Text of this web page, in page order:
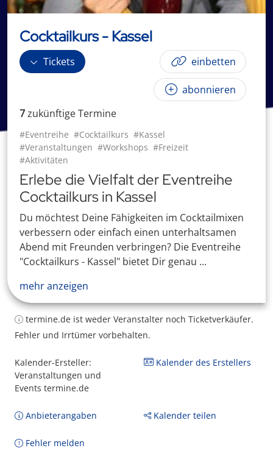
Cocktailkurs - Kassel
Tickets einbetten
abonnieren
7zukünftigeTermine
#Eventreihe #Cocktailkurs #Kassel
#Veranstaltungen #Workshops #Freizeit
#Aktivitäten
Erlebe die Vielfalt der Eventreihe
Cocktailkurs in Kassel
Du möchtest Deine Fähigkeiten im Cocktailmixen
verbessern oder einfach einen unterhaltsamen
Abend mit Freunden verbringen? Die Eventreihe
"Cocktailkurs - Kassel" bietet Dir genau ...
mehr anzeigen
termine.de ist weder Veranstalter noch Ticketverkäufer.
Fehler und Irrtümer vorbehalten.
Kalender-Ersteller:
Veranstaltungen und
Events termine.de
Kalender des Erstellers
Anbieterangaben Kalender teilen
Fehler melden